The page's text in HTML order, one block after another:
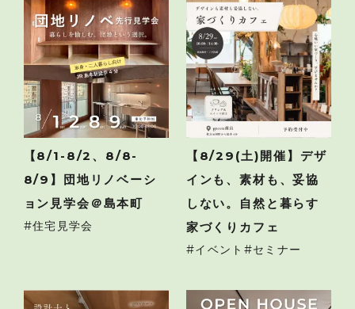
【8/1-8/2、8/8-
8/9】団地リノベーシ
ョン見学会＠島本町
住宅見学会
【8/29(土)開催】デザ
インも、素材も、妥協
しない。自然と暮らす
家づくりカフェ
イベント セミナー